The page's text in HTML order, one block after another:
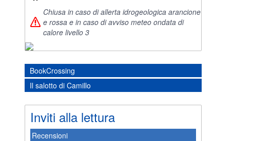
Chiusa in caso di allerta idrogeologica arancione
e rossa e in caso di avviso meteo ondata di
calore livello 3
BookCrossing
Il salotto di Camillo
Inviti alla lettura
Recensioni